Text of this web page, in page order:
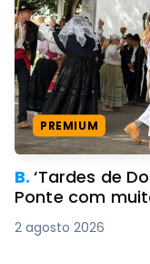
PREMIUM
B.‘Tardes de
Ponte com
2 agosto 2026